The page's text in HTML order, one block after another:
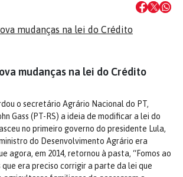
mudanças na lei do Crédito
o secretário Agrário Nacional do PT,
Gass (PT-RS) a ideia de modificar a lei do
no primeiro governo do presidente Lula,
do Desenvolvimento Agrário era
agora, em 2014, retornou à pasta, “Fomos ao
que era preciso corrigir a parte da lei que